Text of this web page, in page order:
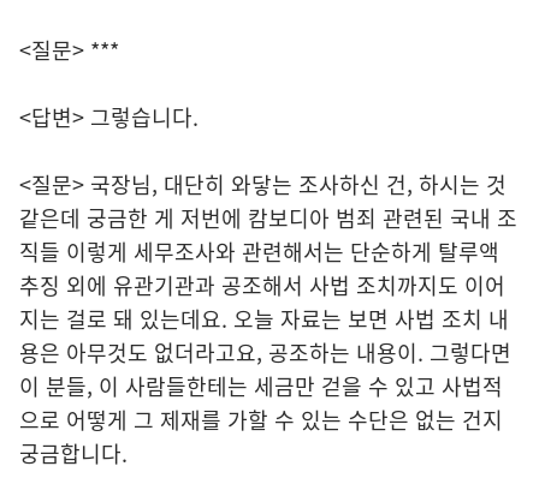
<질문> ***
<답변> 그렇습니다.
<질문> 국장님, 대단히 와닿는 조사하신 건, 하시는 것
같은데 궁금한 게 저번에 캄보디아 범죄 관련된 국내 조
직들 이렇게 세무조사와 관련해서는 단순하게 탈루액
추징 외에 유관기관과 공조해서 사법 조치까지도 이어
지는 걸로 돼 있는데요. 오늘 자료는 보면 사법 조치 내
용은 아무것도 없더라고요, 공조하는 내용이. 그렇다면
이 분들, 이 사람들한테는 세금만 걷을 수 있고 사법적
으로 어떻게 그 제재를 가할 수 있는 수단은 없는 건지
궁금합니다.